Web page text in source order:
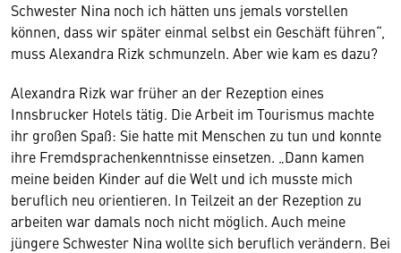
Schwester Nina noch ich hätten uns jemals vorstellen
können, dass wir später einmal selbst ein Geschäft führen“,
muss Alexandra Rizk schmunzeln. Aber wie kam es dazu?
Alexandra Rizk war früher an der Rezeption eines
Innsbrucker Hotels tätig. Die Arbeit im Tourismus machte
ihr großen Spaß: Sie hatte mit Menschen zu tun und konnte
ihre Fremdsprachenkenntnisse einsetzen. „Dann kamen
meine beiden Kinder auf die Welt und ich musste mich
beruflich neu orientieren. In Teilzeit an der Rezeption zu
arbeiten war damals noch nicht möglich. Auch meine
jüngere Schwester Nina wollte sich beruflich verändern. Bei